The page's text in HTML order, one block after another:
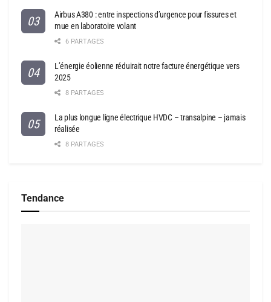
Airbus A380 : entre inspections d’urgence pour fissures et
mue en laboratoire volant
6 PARTAGES
L’énergie éolienne réduirait notre facture énergétique vers
2025
8 PARTAGES
La plus longue ligne électrique HVDC – transalpine – jamais
réalisée
8 PARTAGES
Tendance